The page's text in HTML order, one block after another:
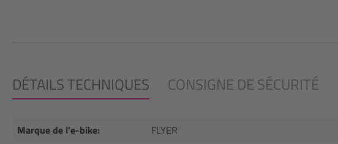
DÉTAILS TECHNIQUES CONSIGNE DE SÉCURITÉ
Marque de l'e-bike:
FLYER